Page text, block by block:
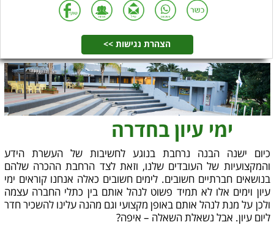
הצהרת נגישות >>
כיום ישנה הבנה נרחבת בנוגע לחשיבות של העשרת הידע
והמקצועיות של העובדים שלנו, וזאת לצד הרחבת ההכרה שלהם
בנושאים חברתיים חשובים. לימים חשובים כאלה אנחנו קוראים ימי
עיון וימים אלו לא תמיד פשוט לנהל אותם בין כתלי החברה עצמה
ולכן על מנת לנהל אותם באופן מקצועי וגם מהנה עלינו להשכיר חדר
ליום עיון. אבל נשאלת השאלה – איפה?
ימי עיון בחדרה